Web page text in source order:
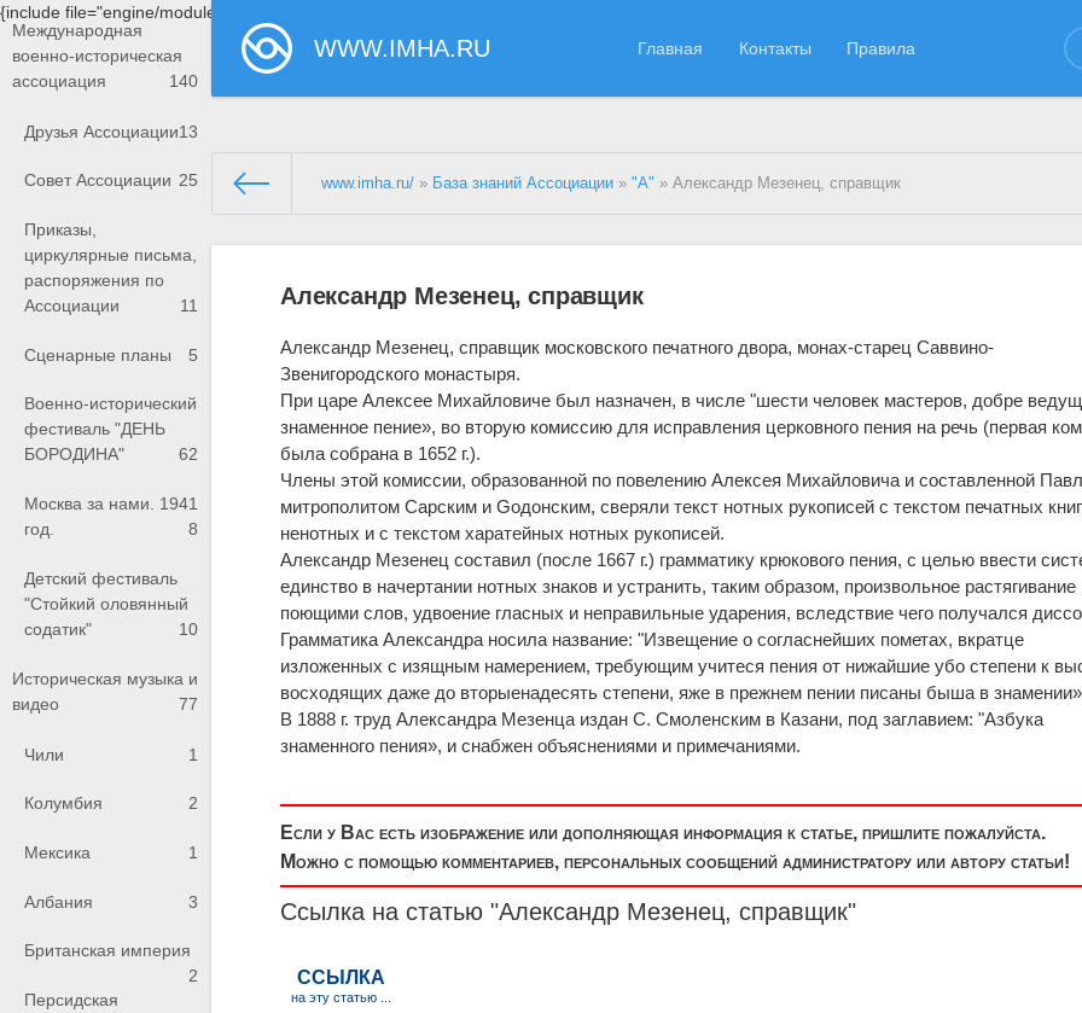
{include file="engine/modules/saperu/head.php"}
WWW.IMHA.RU Главная Контакты Правила
Международная
военно-историческая
ассоциация
140
Друзья Ассоциации13
Совет Ассоциации 25
Приказы,
циркулярные письма,
распоряжения по
Ассоциации
11
Сценарные планы 5
Военно-исторический
фестиваль "ДЕНЬ
БОРОДИНА"
62
Москва за нами. 1941
год.
8
Детский фестиваль
"Стойкий оловянный
содатик"
10
Историческая музыка и
видео
77
Чили 1
Колумбия 2
Мексика 1
Албания 3
Британская империя
2
Персидская
www.imha.ru/ » База знаний Ассоциации »"А" » Александр Мезенец, справщик
Александр Мезенец, справщик
Александр Мезенец, справщик московского печатного двора, монах-старец Саввино-
Звенигородского монастыря.
При царе Алексее Михайловиче был назначен, в числе "шести человек мастеров, добре
знаменное пение», во вторую комиссию для исправления церковного пения на речь (первая
была собрана в 1652 г.).
Члены этой комиссии, образованной по повелению Алексея Михайловича и составленной
митрополитом Cарским и Gодонским, сверяли текст нотных рукописей с текстом печатных книг
ненотных и с текстом харатейных нотных рукописей.
Александр Мезенец составил (после 1667 г.) грамматику крюкового пения, с целью ввести
единство в начертании нотных знаков и устранить, таким образом, произвольное растягивание
поющими слов, удвоение гласных и неправильные ударения, вследствие чего получался
Грамматика Александра носила название: "Извещение о согласнейших пометах, вкратце
изложенных с изящным намерением, требующим учитеся пения от нижайшие убо степени к
восходящих даже до вторыенадесять степени, яже в прежнем пении писаны быша в
В 1888 г. труд Александра Мезенца издан С. Смоленским в Казани, под заглавием: "Азбука
знаменного пения», и снабжен объяснениями и примечаниями.
Если у Вас есть изображение или дополняющая информация к статье, пришлите пожалуйста.
Можно с помощью комментариев, персональных сообщений администратору или автору статьи!
Ссылка на статью "Александр Мезенец, справщик"